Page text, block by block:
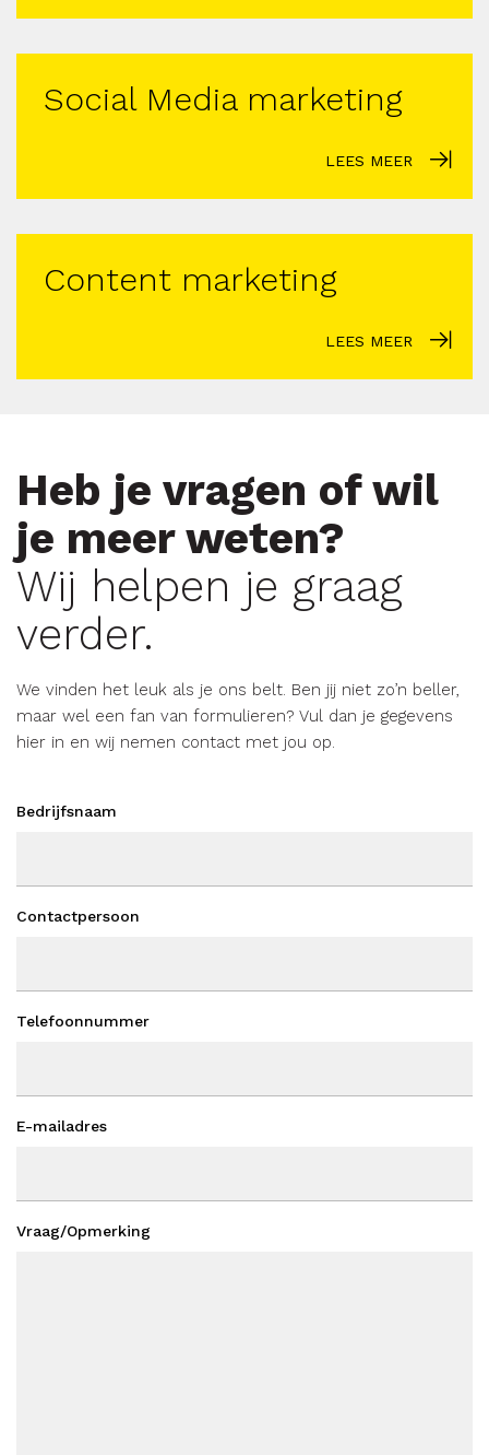
Social Media marketing
LEES MEER
Content marketing
LEES MEER
Heb je vragen of wil
je meer weten?
Wij helpen je graag
verder.
We vinden het leuk als je ons belt. Ben jij niet zo’n beller,
maar wel een fan van formulieren? Vul dan je gegevens
hier in en wij nemen contact met jou op.
Bedrijfsnaam
Contactpersoon
Telefoonnummer
E-mailadres
Vraag/Opmerking